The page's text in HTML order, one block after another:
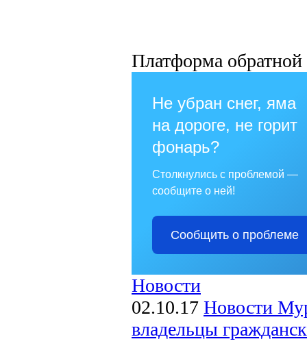
Платформа обратной
Не убран снег, яма
на дороге, не горит
фонарь?
Столкнулись с проблемой —
сообщите о ней!
Сообщить о проблеме
Новости
02.10.17 Новости
владельцы